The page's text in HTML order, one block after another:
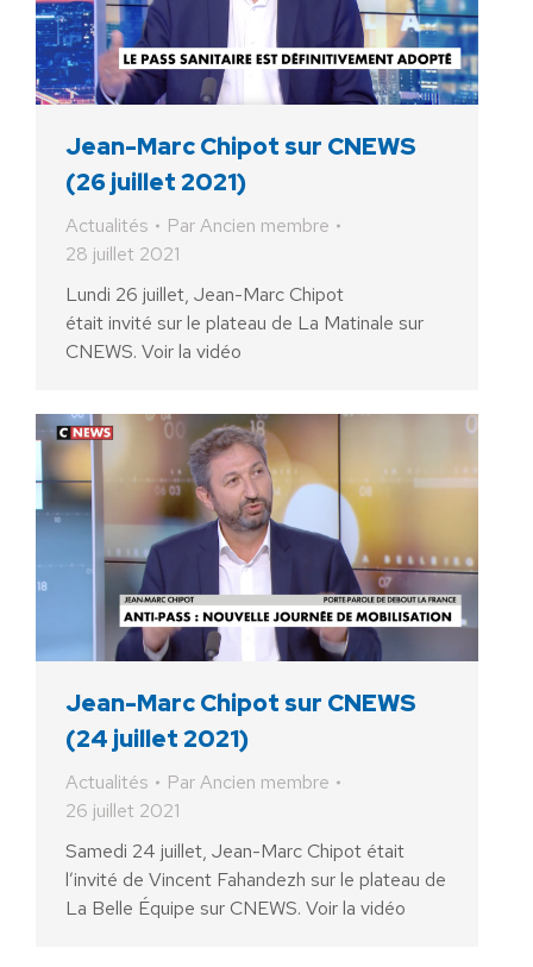
Jean-Marc Chipot sur CNEWS
(26 juillet 2021)
Actualités ParAncien membre
28 juillet 2021
Lundi 26 juillet, Jean-Marc Chipot
était invité sur le plateau de La Matinale sur
CNEWS. Voir la vidéo
Jean-Marc Chipot sur CNEWS
(24 juillet 2021)
Actualités ParAncien membre
26 juillet 2021
Samedi 24 juillet, Jean-Marc Chipot était
l’invité de Vincent Fahandezh sur le plateau de
La Belle Équipe sur CNEWS. Voir la vidéo